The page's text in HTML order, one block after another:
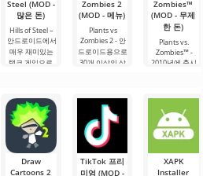
Steel (MOD -
많은 돈)
Hills of Steel –
안드로이드에서
매우 재미있는
탱크 게임으로,
자도 쉽게 조작
할 수 있는 매우
간단한 조작법
이 특징입니다.
Zombies 2
(MOD - 메뉴)
Plants vs
Zombies 2 - 안
드로이드용으로
30개 이상의 상
다. 좀비와의 만
남이 기다리고
있는 미친 데이
브의 흥미진진
한
Zombies™
(MOD - 무제
한 돈)
Plants vs.
Zombies™ -
2010년에 출시
지도 그 장르에
서 인기를 끌고
있습니다. 플레
이어는 좀비의
집을
Draw
Cartoons 2
TikTok 프리
미엄 (MOD -
XAPK
Installer